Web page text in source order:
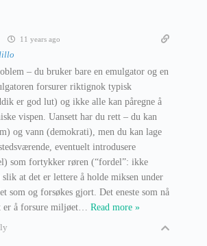
11 years ago
– du bruker bare en emulgator og en
forsurer riktignok typisk
er god lut) og ikke alle kan påregne å
vispen. Uansett har du rett – du kan
og vann (demokrati), men du kan lage
eventuelt introdusere
som fortykker røren (“fordel”: ikke
at det er lettere å holde miksen under
som og forsøkes gjort. Det eneste som nå
å forsure miljøet… Read more »